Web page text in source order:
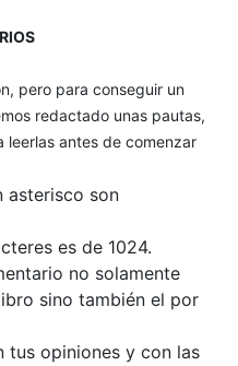
pero para conseguir un
redactado unas pautas,
leerlas antes de comenzar
asterisco son
es de 1024.
no solamente
sino también el por
tus opiniones y con las